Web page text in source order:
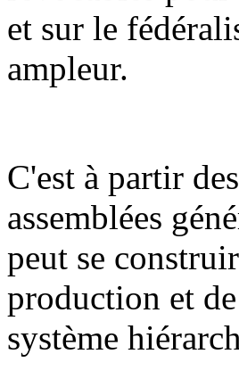
et sur le
ampleur.
C'est à partir
assemblées
peut se
production et
système